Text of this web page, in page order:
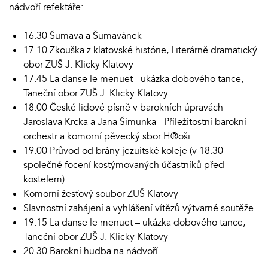
nádvoří refektáře:
16.30 Šumava a Šumavánek
17.10 Zkouška z klatovské histórie, Literárně dramatický
obor ZUŠ J. Klicky Klatovy
17.45 La danse le menuet - ukázka dobového tance,
Taneční obor ZUŠ J. Klicky Klatovy
18.00 České lidové písně v barokních úpravách
Jaroslava Krcka a Jana Šimunka - Příležitostní barokní
orchestr a komorní pěvecký sbor H®oši
19.00 Průvod od brány jezuitské koleje (v 18.30
společné focení kostýmovaných účastníků před
kostelem)
Komorní žesťový soubor ZUŠ Klatovy
Slavnostní zahájení a vyhlášení vítězů výtvarné soutěže
19.15 La danse le menuet – ukázka dobového tance,
Taneční obor ZUŠ J. Klicky Klatovy
20.30 Barokní hudba na nádvoří